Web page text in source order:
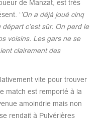
de Manzat, est très
‘’On a déjà joué cinq
c’est sûr. On perd le
voisins. Les gars ne se
clairement des
vite pour trouver
match est remporté à la
amoindrie mais non
rendait à Pulvérières